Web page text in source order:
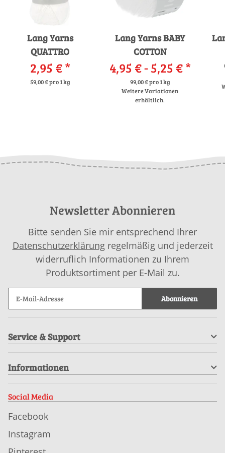
Lang Yarns
QUATTRO
2,95 €*
59,00 € pro 1 kg
Lang Yarns BABY
COTTON
4,95 € -5,25 €*
99,00 € pro 1 kg
Weitere Variationen
erhältlich.
Newsletter Abonnieren
Bitte senden Sie mir entsprechend Ihrer
Datenschutzerklärungregelmäßig und jederzeit
widerruflich Informationen zu Ihrem
Produktsortiment per E-Mail zu.
Abonnieren
Service & Support
Informationen
Social Media
Facebook
Instagram